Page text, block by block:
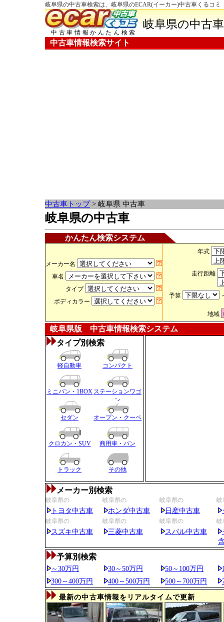
岐阜県の中古車検索は、岐阜県のECAR(イーカー)中古車くるコミ
中古車情報かんたん検索
岐阜県の中古車
中古車情報検索サイト
中古車トップ> 岐阜県 中古車
岐阜県の中古車
かんたん検索システム
メーカー名
車名
タイプ
ボディカラー
年式
走行距離
予算
地域
岐阜県版 中古車情報検索システム
タイプ別検索
軽自動車 コンパクト
ミニバン・1BOX ステーションワゴ
ン
セダン オープン・クーペ
クロカン・SUV 商用車・バン
トラック その他
メーカー別検索
岐阜県の
トヨタ中古車
岐阜県の
ホンダ中古車
岐阜県の
日産中古車
岐
岐阜県の
スズキ中古車
岐阜県の
三菱中古車
岐阜県の
スバル中古車
岐
予算別検索
～30万円 30～50万円 50～100万円
300～400万円
400～500万円 500～700万円
最新の中古車情報をリアルタイムで更新